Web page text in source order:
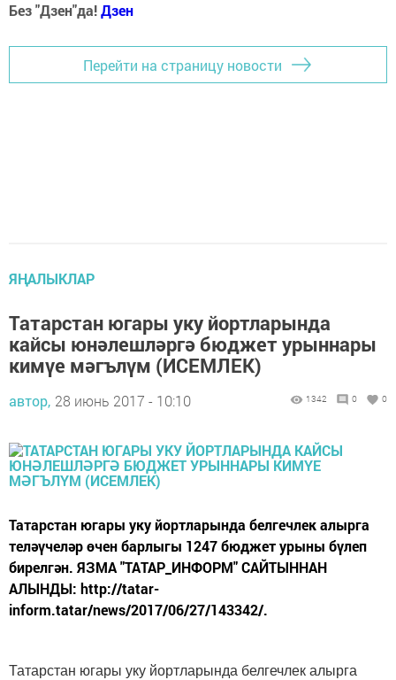
Без "Дзен"да!Дзен
Перейти на страницу новости
ЯҢАЛЫКЛАР
Татарстан югары уку йортларында
кайсы юнәлешләргә бюджет урыннары
кимүе мәгълүм (ИСЕМЛЕК)
автор, 28 июнь 2017 - 10:10 1342 0 0
Татарстан югары уку йортларында белгечлек алырга
теләүчеләр өчен барлыгы 1247 бюджет урыны бүлеп
бирелгән. ЯЗМА "ТАТАР_ИНФОРМ" САЙТЫННАН
АЛЫНДЫ: http://tatar-
inform.tatar/news/2017/06/27/143342/.
Татарстан югары уку йортларында белгечлек алырга